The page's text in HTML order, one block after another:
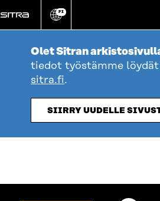
suoraan
sisältöön
Vaihda
kieli
FI
Olet Sitran
tiedot työstämme
sitra.fi.
SIIRRY UUDELLE